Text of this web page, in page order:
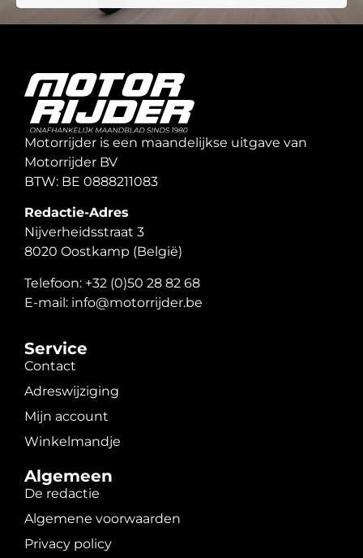
Motorrijder is een maandelijkse uitgave van
Motorrijder BV
BTW: BE 0888211083
Redactie-Adres
Nijverheidsstraat 3
8020 Oostkamp (België)
Telefoon: +32 (0)50 28 82 68
E-mail: info@motorrijder.be
Service
Contact
Adreswijziging
Mijn account
Winkelmandje
Algemeen
De redactie
Algemene voorwaarden
Privacy policy